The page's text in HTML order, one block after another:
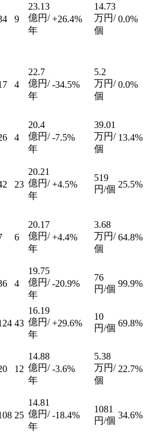
9
23.13
億円/
年
+26.4%
14.73
万円/
個
0.0%
4
22.7
億円/
年
-34.5%
5.2
万円/
個
0.0%
4
20.4
億円/
年
-7.5%
39.01
万円/
個
13.4%
23
20.21
億円/
年
+4.5%
519
円/個 25.5%
6
20.17
億円/
年
+4.4%
3.68
万円/
個
64.8%
4
19.75
億円/
年
-20.9%
76
円/個
99.9%
43
16.19
億円/
年
+29.6%
10
円/個 69.8%
12
14.88
億円/
年
-3.6%
5.38
万円/
個
22.7%
25
14.81
億円/
年
-18.4%
1081
円/個
34.6%